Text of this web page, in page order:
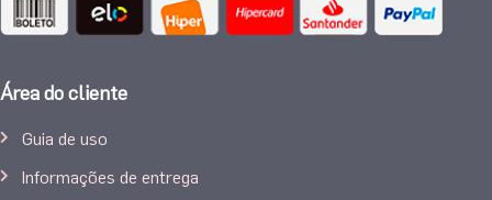
Área do cliente
Guia de uso
Informações de entrega